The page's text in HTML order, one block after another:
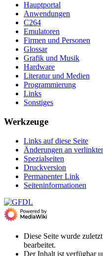
Hauptportal
Anwendungen
C264
Emulatoren
Firmen und Personen
Glossar
Grafik und Musik
Hardware
Literatur und Medien
Programmierung
Links
Sonstiges
Werkzeuge
Links auf diese Seite
Änderungen an
Spezialseiten
Druckversion
Permanenter Link
Seiten­­informationen
Diese Seite wurde
bearbeitet.
Der Inhalt ist verfügbar